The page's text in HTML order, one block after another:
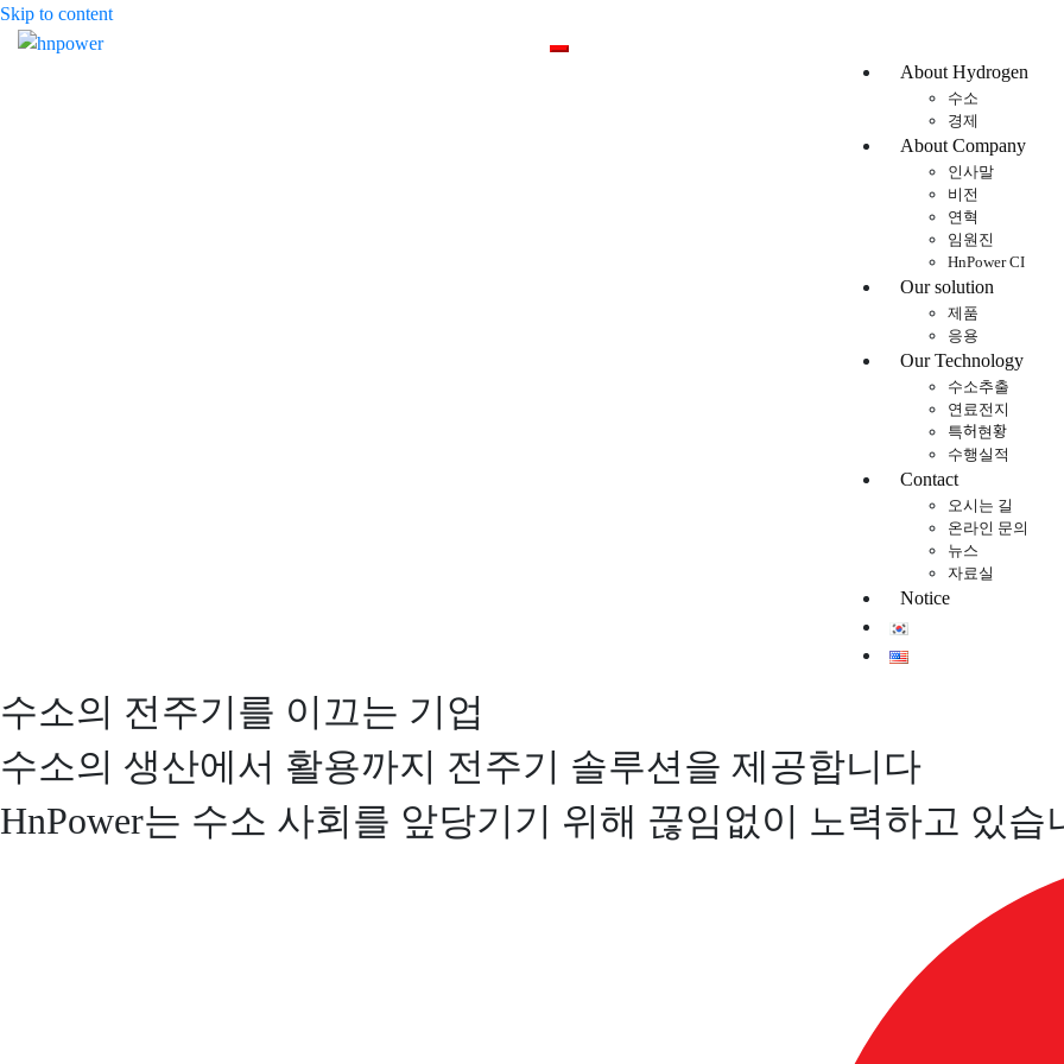
Skip to content
About Hydrogen
수소
경제
About Company
인사말
비전
연혁
임원진
HnPower CI
Our solution
제품
응용
Our Technology
수소추출
연료전지
특허현황
수행실적
Contact
오시는 길
온라인 문의
뉴스
자료실
Notice
수소의 전주기를 이끄는 기업
수소의 생산에서 활용까지 전주기 솔루션을 제공합니다
HnPower는 수소 사회를 앞당기기 위해 끊임없이 노력하고 있습